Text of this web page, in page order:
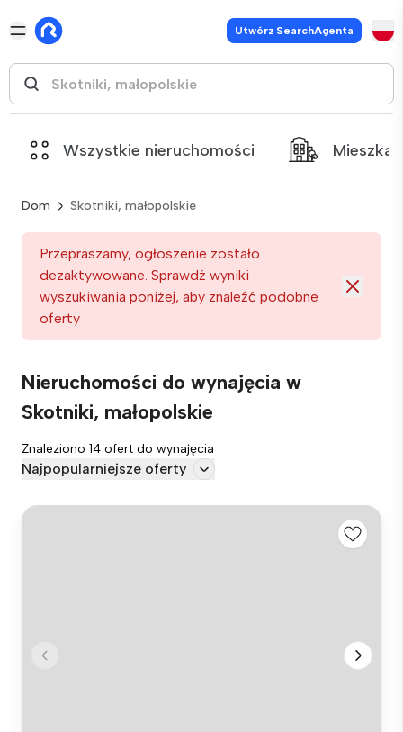
Utwórz SearchAgenta
Wszystkie nieruchomości
Dom Skotniki, małopolskie
Przepraszamy, ogłoszenie zostało
dezaktywowane. Sprawdź wyniki
wyszukiwania poniżej, aby znaleźć podobne
oferty
Nieruchomości do wynajęcia w
Skotniki, małopolskie
Znaleziono 14 ofert do wynajęcia
Najpopularniejsze oferty